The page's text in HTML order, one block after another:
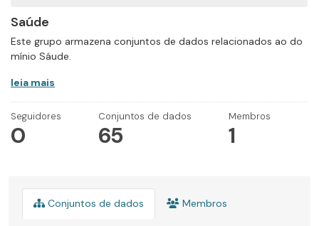
Saúde
Este grupo armazena conjuntos de dados relacionados ao do
mínio Sáude.
leia mais
Seguidores
0
Conjuntos de dados
65
Membros
1
Conjuntos de dados Membros